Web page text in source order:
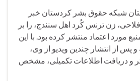
۱۴۰۵-کردستان شبکه حقوق بشر کردستان خبر
زن ترنس کُرد اهل سنندج، را بر
مورد اعتماد منتشر کرده بود. با این
پس از انتشار چندین ویدیو از وی،
و دریافت اطلاعات تکمیلی، مشخص